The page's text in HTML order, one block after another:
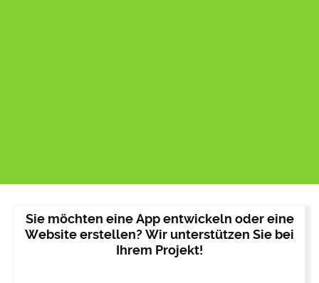
Sie möchten eine App entwickeln oder eine
Website erstellen? Wir unterstützen Sie bei
Ihrem Projekt!